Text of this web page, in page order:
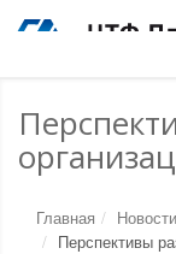
Главная
Новости
Перспективы